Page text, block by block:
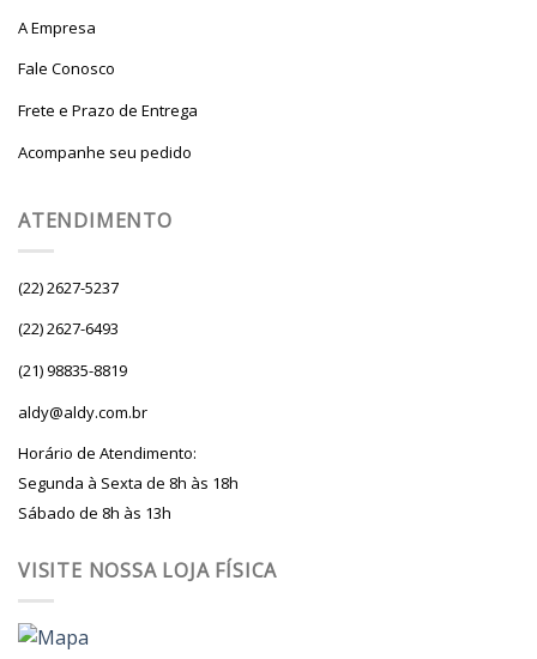
A Empresa
Fale Conosco
Frete e Prazo de Entrega
Acompanhe seu pedido
ATENDIMENTO
(22) 2627-5237
(22) 2627-6493
(21) 98835-8819
aldy@aldy.com.br
Horário de Atendimento:
Segunda à Sexta de 8h às 18h
Sábado de 8h às 13h
VISITE NOSSA LOJA FÍSICA